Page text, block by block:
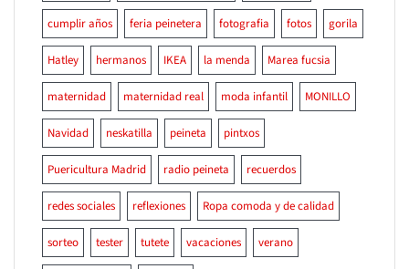
cumplir años feria peinetera fotografia fotos gorila
Hatley hermanos IKEA la menda Marea fucsia
maternidad maternidad real moda infantil MONILLO
Navidad neskatilla peineta pintxos
Puericultura Madrid radio peineta recuerdos
redes sociales reflexiones Ropa comoda y de calidad
sorteo tester tutete vacaciones verano